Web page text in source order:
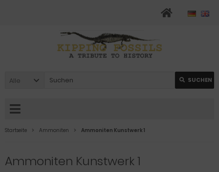
Alle SUCHEN
Startseite Ammoniten Ammoniten Kunstwerk 1
Ammoniten Kunstwerk 1